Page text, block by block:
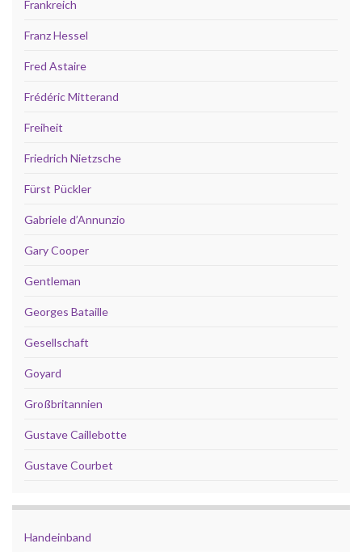
Frankreich
Franz Hessel
Fred Astaire
Frédéric Mitterand
Freiheit
Friedrich Nietzsche
Fürst Pückler
Gabriele d’Annunzio
Gary Cooper
Gentleman
Georges Bataille
Gesellschaft
Goyard
Großbritannien
Gustave Caillebotte
Gustave Courbet
Handeinband